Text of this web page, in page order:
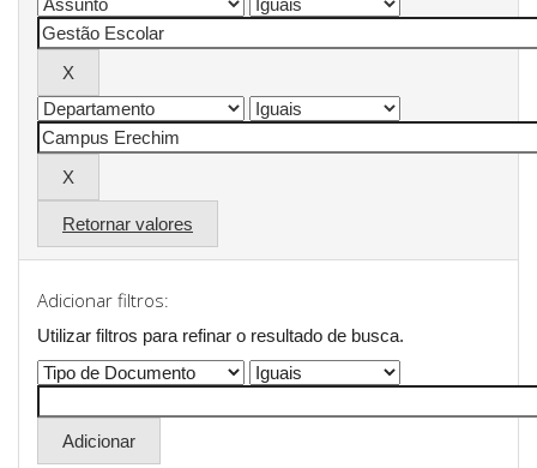
Retornar valores
Adicionar filtros:
Utilizar filtros para refinar o resultado de busca.